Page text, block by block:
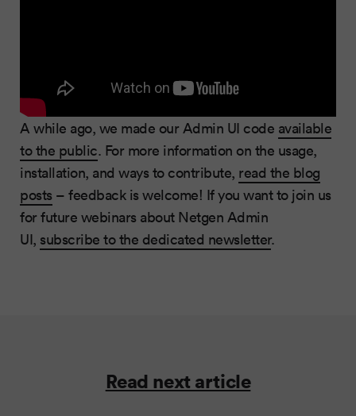
A while ago, we made our Admin UI code available
to the public. For more information on the usage,
installation, and ways to contribute, read the blog
posts – feedback is welcome! If you want to join us
for future webinars about Netgen Admin
UI, subscribe to the dedicated newsletter.
Read next article